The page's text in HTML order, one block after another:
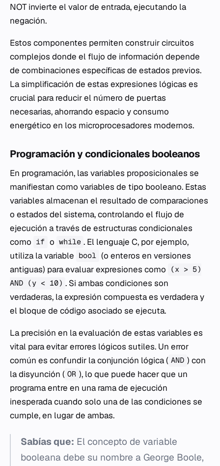
NOT invierte el valor de entrada, ejecutando la
negación.
Estos componentes permiten construir circuitos
complejos donde el flujo de información depende
de combinaciones específicas de estados previos.
La simplificación de estas expresiones lógicas es
crucial para reducir el número de puertas
necesarias, ahorrando espacio y consumo
energético en los microprocesadores modernos.
Programación y condicionales booleanos
En programación, las variables proposicionales se
manifiestan como variables de tipo booleano. Estas
variables almacenan el resultado de comparaciones
o estados del sistema, controlando el flujo de
ejecución a través de estructuras condicionales
como if o while . El lenguaje C, por ejemplo,
utiliza la variable bool (o enteros en versiones
antiguas) para evaluar expresiones como (x > 5)
AND (y < 10) . Si ambas condiciones son
verdaderas, la expresión compuesta es verdadera y
el bloque de código asociado se ejecuta.
La precisión en la evaluación de estas variables es
vital para evitar errores lógicos sutiles. Un error
común es confundir la conjunción lógica ( AND ) con
la disyunción ( OR ), lo que puede hacer que un
programa entre en una rama de ejecución
inesperada cuando solo una de las condiciones se
cumple, en lugar de ambas.
Sabías que: El concepto de variable
booleana debe su nombre a George Boole,